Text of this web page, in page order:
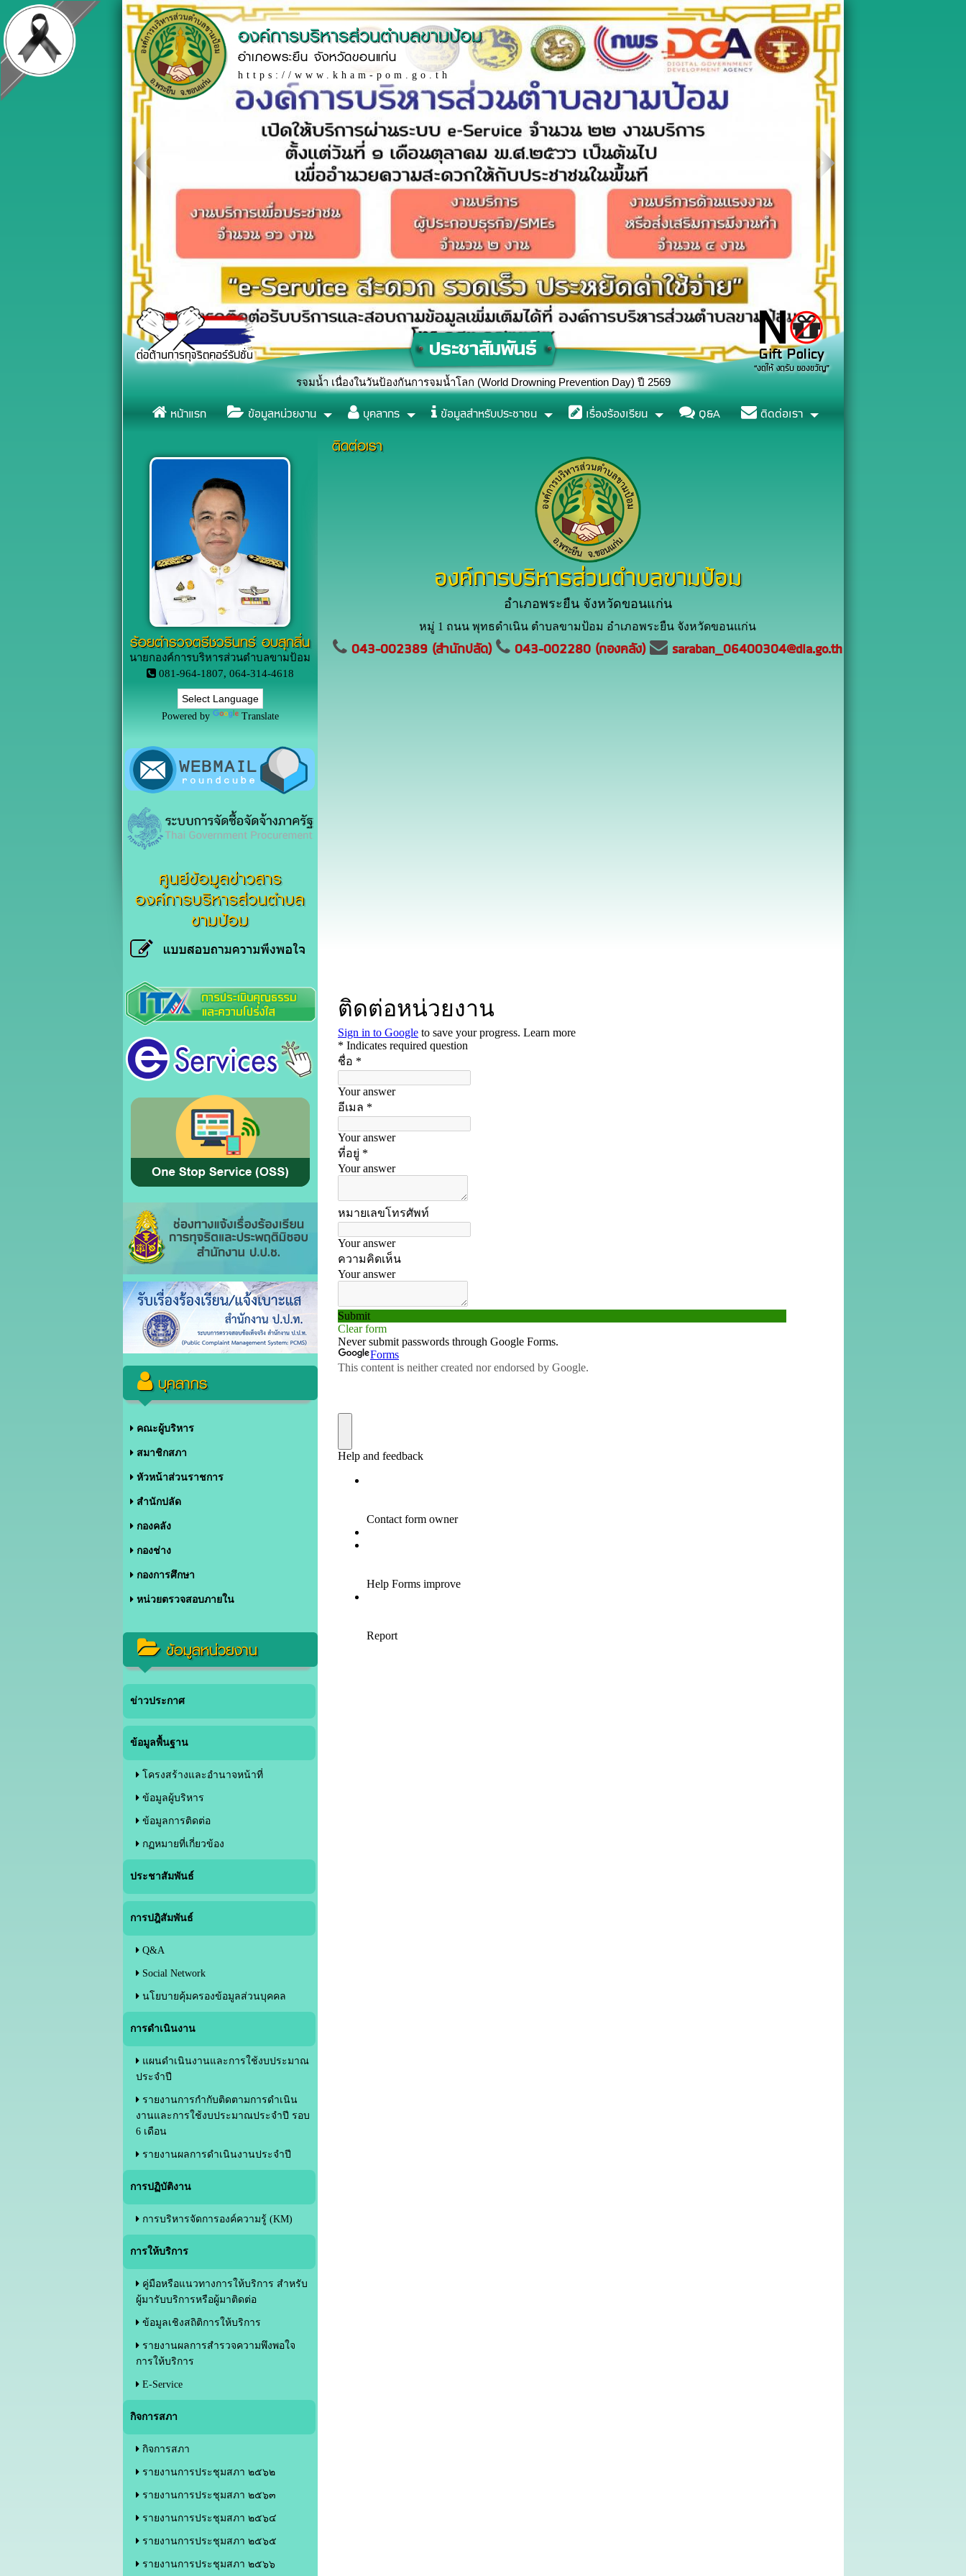
องค์การบริหารส่วนตำบลขามป้อม
อำเภอพระยืน จังหวัดขอนแก่น
https://www.kham-pom.go.th
วนทุกภาคส่วน รวมพลังแสดงสัญลักษณ์หยุดยั้งการจมน้ำ เนื่องในวันป้องกันการจมน้ำโลก (World Drowning Prevention Day) ปี 2569
หน้าแรก ข้อมูลหน่วยงาน บุคลากร ข้อมูลสำหรับประชาชน เรื่องร้องเรียน Q&A ติดต่อเรา
ร้อยตำรวจตรีชวรินทร์ อบสุกลิ่น
นายกองค์การบริหารส่วนตำบลขามป้อม
081-964-1807, 064-314-4618
Powered by Translate
ศูนย์ข้อมูลข่าวสาร
องค์การบริหารส่วนตำบล
ขามป้อม
บุคลากร
คณะผู้บริหาร
สมาชิกสภา
หัวหน้าส่วนราชการ
สำนักปลัด
กองคลัง
กองช่าง
กองการศึกษา
หน่วยตรวจสอบภายใน
ข้อมูลหน่วยงาน
ข่าวประกาศ
ข้อมูลพื้นฐาน
โครงสร้างและอำนาจหน้าที่
ข้อมูลผู้บริหาร
ข้อมูลการติดต่อ
กฏหมายที่เกี่ยวข้อง
ประชาสัมพันธ์
การปฎิสัมพันธ์
Q&A
Social Network
นโยบายคุ้มครองข้อมูลส่วนบุคคล
การดำเนินงาน
แผนดำเนินงานและการใช้งบประมาณ
ประจำปี
รายงานการกำกับติดตามการดำเนิน
งานและการใช้งบประมาณประจำปี รอบ
6 เดือน
รายงานผลการดำเนินงานประจำปี
การปฏิบัติงาน
การบริหารจัดการองค์ความรู้ (KM)
การให้บริการ
คู่มือหรือแนวทางการให้บริการ สำหรับ
ผู้มารับบริการหรือผู้มาติดต่อ
ข้อมูลเชิงสถิติการให้บริการ
รายงานผลการสำรวจความพึงพอใจ
การให้บริการ
E-Service
กิจการสภา
กิจการสภา
รายงานการประชุมสภา ๒๕๖๒
รายงานการประชุมสภา ๒๕๖๓
รายงานการประชุมสภา ๒๕๖๔
รายงานการประชุมสภา ๒๕๖๕
รายงานการประชุมสภา ๒๕๖๖
ติดต่อเรา
องค์การบริหารส่วนตำบลขามป้อม
อำเภอพระยืน จังหวัดขอนแก่น
หมู่ 1 ถนน พุทธดำเนิน ตำบลขามป้อม อำเภอพระยืน จังหวัดขอนแก่น
043-002389 (สำนักปลัด) 043-002280 (กองคลัง) saraban_06400304@dla.go.th